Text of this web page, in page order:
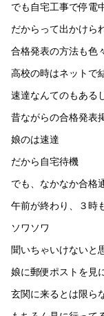
でも自宅工事で停電
だからって出かけら
合格発表の方法も色
高校の時はネットで
速達なんてのもある
昔ながらの合格発表
娘のは速達
だから自宅待機
でも、なかなか合格
午前が終わり、３時
ソワソワ
聞いちゃいけないと
娘に郵便ポストを見
玄関に来るとは限ら